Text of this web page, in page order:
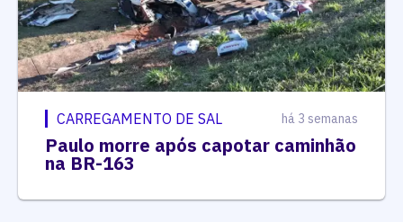
CARREGAMENTO DE SAL há 3 semanas
Paulo morre após capotar caminhão
na BR-163